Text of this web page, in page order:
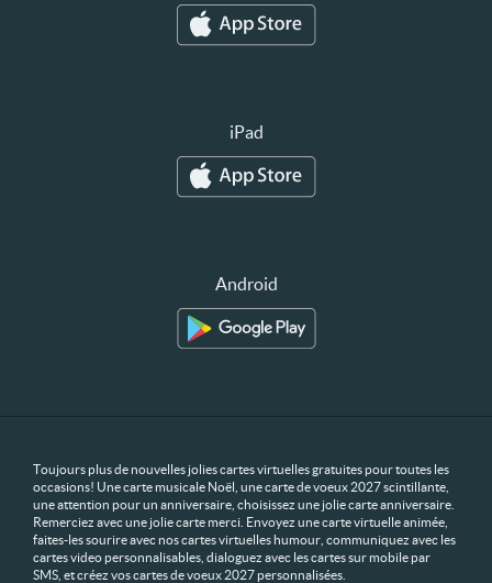
iPad
Android
Toujours plus de nouvelles jolies cartes virtuelles gratuites pour toutes les
occasions! Une carte musicale Noël, une carte de voeux 2027 scintillante,
une attention pour un anniversaire, choisissez une jolie carte anniversaire.
Remerciez avec une jolie carte merci. Envoyez une carte virtuelle animée,
faites-les sourire avec nos cartes virtuelles humour, communiquez avec les
cartes video personnalisables, dialoguez avec les cartes sur mobile par
SMS, et créez vos cartes de voeux 2027 personnalisées.